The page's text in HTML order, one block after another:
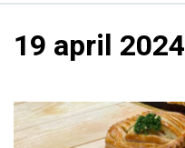
19 april 2024